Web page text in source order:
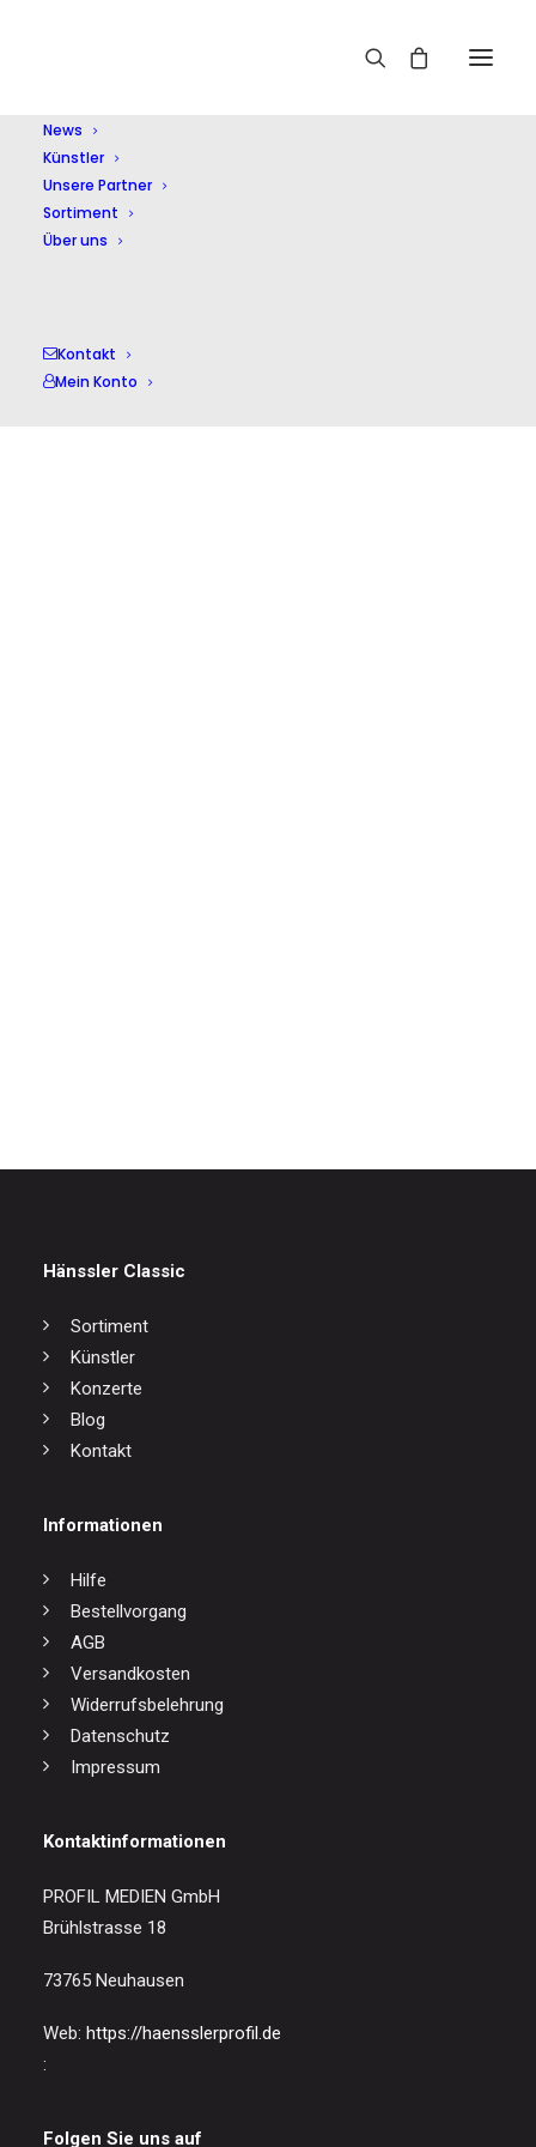
News
Künstler
Unsere Partner
Sortiment
Über uns
Kontakt
Mein Konto
Hänssler Classic
Sortiment
Künstler
Konzerte
Blog
Kontakt
Informationen
Hilfe
Bestellvorgang
AGB
Versandkosten
Widerrufsbelehrung
Datenschutz
Impressum
Kontaktinformationen
PROFIL MEDIEN GmbH
Brühlstrasse 18
73765 Neuhausen
Web: https://haensslerprofil.de
:
Folgen Sie uns auf